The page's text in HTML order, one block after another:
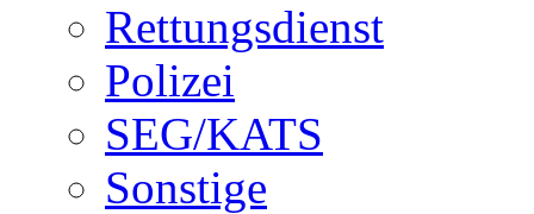
Rettungsdienst
Polizei
SEG/KATS
Sonstige